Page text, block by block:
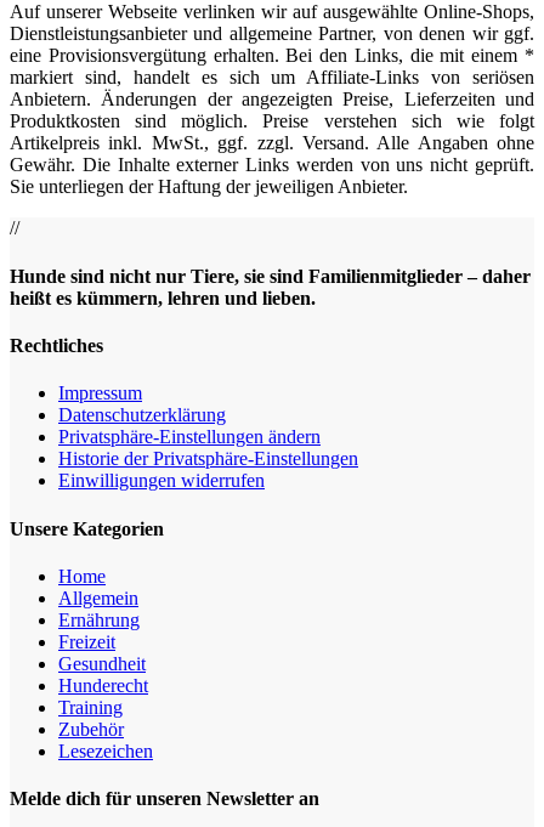
Auf unserer Webseite verlinken wir auf ausgewählte Online-Shops,
Dienstleistungsanbieter und allgemeine Partner, von denen wir ggf.
eine Provisionsvergütung erhalten. Bei den Links, die mit einem *
markiert sind, handelt es sich um Affiliate-Links von seriösen
Anbietern. Änderungen der angezeigten Preise, Lieferzeiten und
Produktkosten sind möglich. Preise verstehen sich wie folgt
Artikelpreis inkl. MwSt., ggf. zzgl. Versand. Alle Angaben ohne
Gewähr. Die Inhalte externer Links werden von uns nicht geprüft.
Sie unterliegen der Haftung der jeweiligen Anbieter.
//
Hunde sind nicht nur Tiere, sie sind Familienmitglieder – daher
heißt es kümmern, lehren und lieben.
Rechtliches
Impressum
Datenschutz­erklärung
Privatsphäre-Einstellungen ändern
Historie der Privatsphäre-Einstellungen
Einwilligungen widerrufen
Unsere Kategorien
Home
Allgemein
Ernährung
Freizeit
Gesundheit
Hunderecht
Training
Zubehör
Lesezeichen
Melde dich für unseren Newsletter an